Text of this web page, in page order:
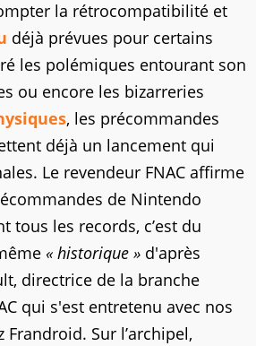
la rétrocompatibilité et
déjà prévues pour certains
les polémiques entourant son
ou encore les bizarreries
, les précommandes
déjà un lancement qui
Le revendeur FNAC affirme
de Nintendo
tous les records, c’est du
« historique » d'après
directrice de la branche
qui s'est entretenu avec nos
Frandroid. Sur l’archipel,